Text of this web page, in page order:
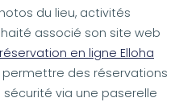
du lieu, activités
associé son site web
en ligne Elloha
permettre des réservations
via une paserelle